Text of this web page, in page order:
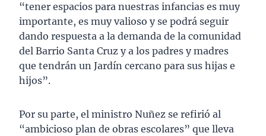
“tener espacios para nuestras infancias es muy
importante, es muy valioso y se podrá seguir
dando respuesta a la demanda de la comunidad
del Barrio Santa Cruz y a los padres y madres
que tendrán un Jardín cercano para sus hijas e
hijos”.
Por su parte, el ministro Nuñez se refirió al
“ambicioso plan de obras escolares” que lleva